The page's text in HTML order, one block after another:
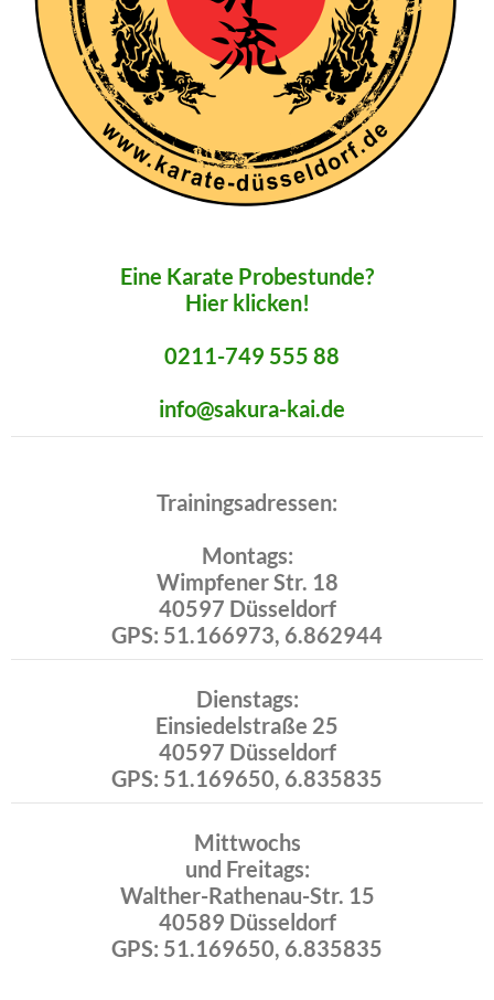
Eine Karate Probestunde?
Hier klicken!
0211-749 555 88
info@sakura-kai.de
Trainingsadressen:
Montags:
Wimpfener Str. 18
40597 Düsseldorf
GPS: 51.166973, 6.862944
Dienstags:
Einsiedelstraße 25
40597 Düsseldorf
GPS: 51.169650, 6.835835
Mittwochs
und Freitags:
Walther-Rathenau-Str. 15
40589 Düsseldorf
GPS: 51.169650, 6.835835